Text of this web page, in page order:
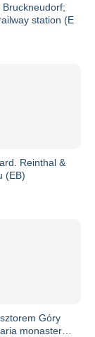
station (E
Reinthal &
(EB)
Góry
monastery